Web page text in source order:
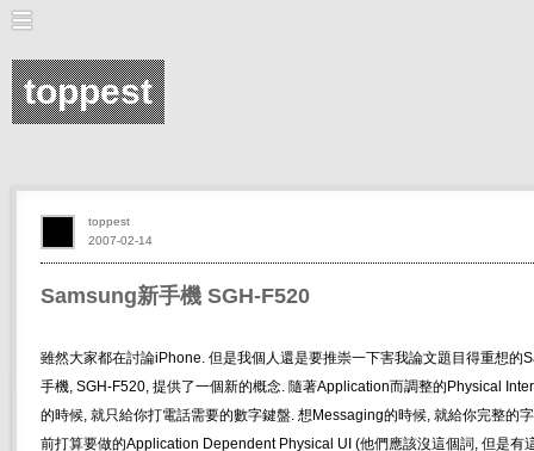
toppest
Samsung新手機 SGH-F520
雖然大家都在討論iPhone. 但是我個人還是要推崇一下害我論文題目得重想的
手機, SGH-F520, 提供了一個新的概念. 隨著Application而調整的Physical
的時候, 就只給你打電話需要的數字鍵盤. 想Messaging的時候, 就給你完整的
前打算要做的Application Dependent Physical UI (他們應該沒這個詞, 但是有
2007-02-14
toppest